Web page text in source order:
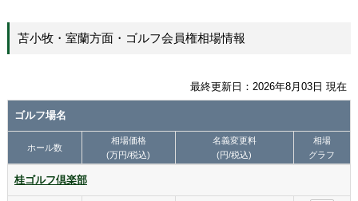
苫小牧・室蘭方面・ゴルフ会員権相場情報
最終更新日：2026年8月03日 現在
ゴルフ場名
ホール数
相場価格
(万円/税込)
名義変更料
(円/税込)
相場
グラフ
桂ゴルフ倶楽部